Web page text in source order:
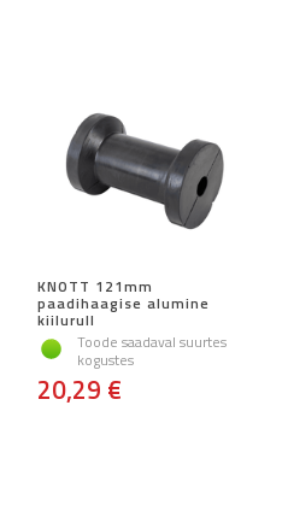
KNOTT 121mm
paadihaagise alumine
kiilurull
Toode saadaval suurtes
kogustes
20,29 €